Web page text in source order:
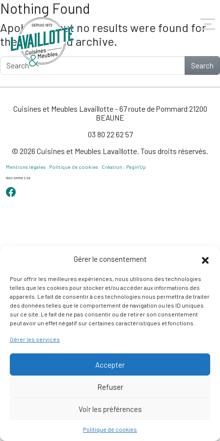
Gérer le consentement
Pour offrir les meilleures expériences, nous utilisons des technologies
telles que les cookies pour stocker et/ou accéder aux informations des
appareils. Le fait de consentir à ces technologies nous permettra de traiter
des données telles que le comportement de navigation ou les ID uniques
sur ce site. Le fait de ne pas consentir ou de retirer son consentement
peut avoir un effet négatif sur certaines caractéristiques et fonctions.
Gérer les services
Accepter
Refuser
Voir les préférences
Politique de cookies
Skip to main content
Nothing Found
Apologies, but no results were found for
the requested archive.
Search
Cuisines et Meubles Lavaillotte - 67 route de Pommard 21200
BEAUNE
03 80 22 62 57
© 2026 Cuisines et Meubles Lavaillotte. Tous droits réservés.
Mentions légales Politique de cookies Création : Pagin’Up
Nous sommes sur